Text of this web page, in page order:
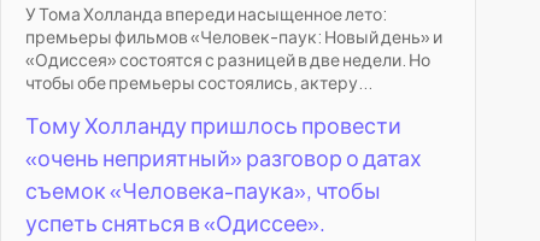
У Тома Холланда впереди насыщенное лето:
премьеры фильмов «Человек-паук: Новый день» и
«Одиссея» состоятся с разницей в две недели. Но
чтобы обе премьеры состоялись, актеру...
Тому Холланду пришлось провести
«очень неприятный» разговор о датах
съемок «Человека-паука», чтобы
успеть сняться в «Одиссее».